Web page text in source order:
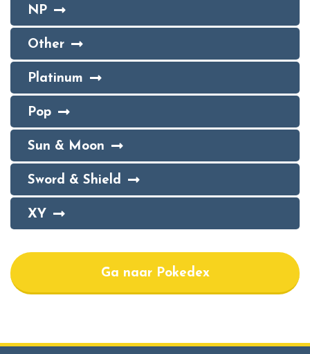
NP
Other
Platinum
Pop
Sun & Moon
Sword & Shield
XY
Ga naar Pokedex